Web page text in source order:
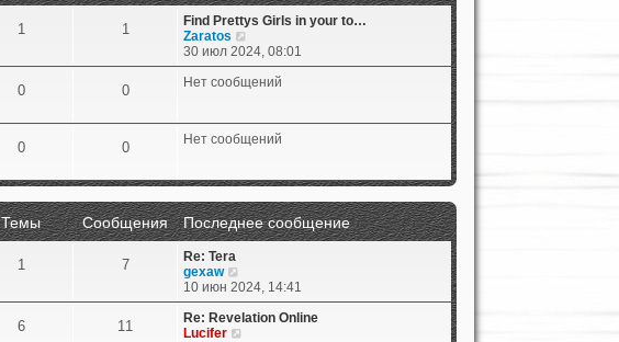
1 1
Find Prettys Girls in your to…
Zaratos
е
р
е
и
к
с
л
е
д
м
у
с
о
30 июл 2024, 08:01
0 0 Нет сообщений
0 0 Нет сообщений
Темы Сообщения
Последнее сообщение
1 7
Re: Tera
gexaw
е
р
е
10 июн 2024, 14:41
6 11
Re: Revelation Online
Lucifer